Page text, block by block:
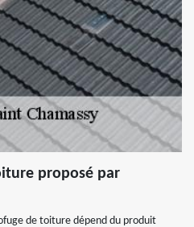
proposé par
de toiture dépend du produit